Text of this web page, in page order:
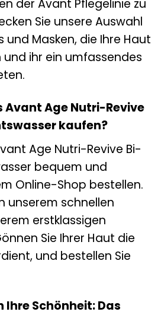
der Avant Pflegelinie zu
Sie unsere Auswahl
und Masken, die Ihre Haut
ihr ein umfassendes
Avant Age Nutri-Revive
kaufen?
Age Nutri-Revive Bi-
bequem und
Online-Shop bestellen.
unserem schnellen
erstklassigen
Sie Ihrer Haut die
und bestellen Sie
Ihre Schönheit: Das